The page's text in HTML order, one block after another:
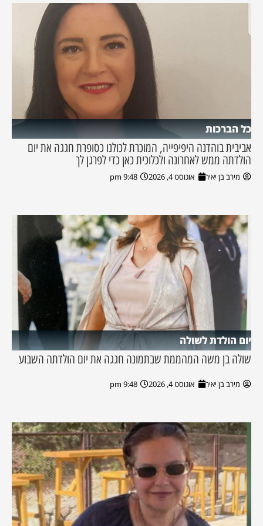
כל הברכות
אביבית בוהדנה היפיפייה, המוכרת לכולנו כסופרת חגגה את יום
הולדתה ממש לאחרונה ולכלוכית כאן כדי לפרגן לך
מירב בן יאיר אוגוסט 4, 2026 9:48 pm
יום הולדת לשולה
שולה בן משה המהממת שבתמונה חגגה את יום הולדתה השבוע
מירב בן יאיר אוגוסט 4, 2026 9:48 pm